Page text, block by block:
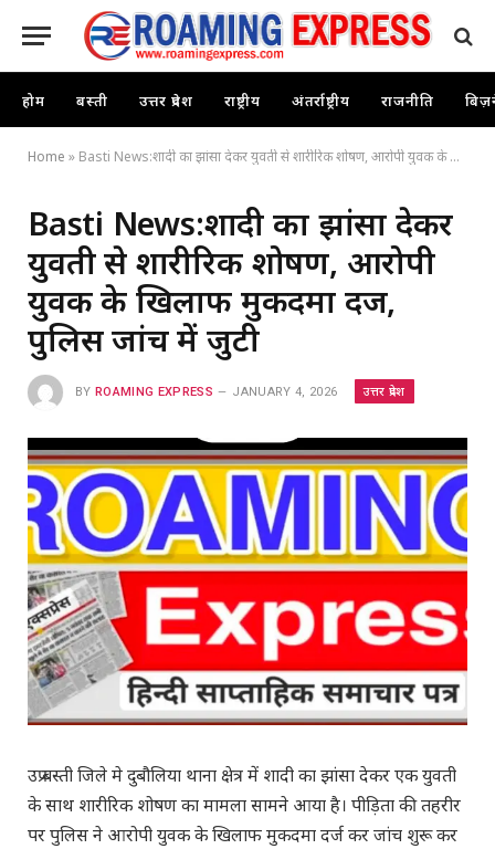
होम बस्ती उत्तर प्रदेश राष्ट्रीय अंतर्राष्ट्रीय राजनीति
Home » Basti News:शादी का झांसा देकर युवती से शारीरिक शोषण, आरोपी युवक के खिलाफ मुकदमा दर्ज, पुलिस जांच में जुटी
Basti News:शादी का झांसा देकर
युवती से शारीरिक शोषण, आरोपी
युवक के खिलाफ मुकदमा दर्ज,
पुलिस जांच में जुटी
BY ROAMING EXPRESS JANUARY 4, 2026 उत्तर प्रदेश
उप्र बस्ती जिले मे दुबौलिया थाना क्षेत्र में शादी का झांसा देकर एक युवती
के साथ शारीरिक शोषण का मामला सामने आया है। पीड़िता की तहरीर
पर पुलिस ने आरोपी युवक के खिलाफ मुकदमा दर्ज कर जांच शुरू कर